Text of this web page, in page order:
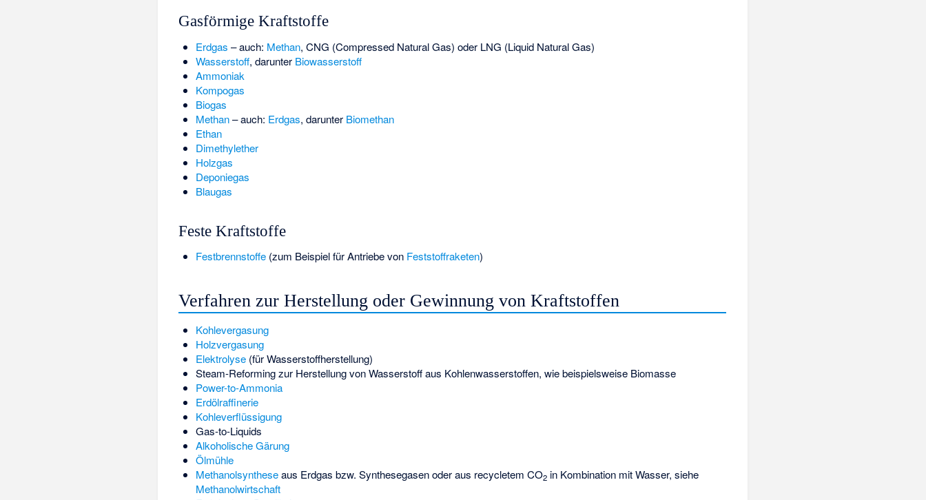
Gasförmige Kraftstoffe
Erdgas – auch: Methan, CNG (Compressed Natural Gas) oder LNG (Liquid Natural Gas)
Wasserstoff, darunter Biowasserstoff
Ammoniak
Kompogas
Biogas
Methan– auch: Erdgas, darunter Biomethan
Ethan
Dimethylether
Holzgas
Deponiegas
Blaugas
Feste Kraftstoffe
Festbrennstoffe(zum Beispiel für Antriebe von Feststoffraketen)
Verfahren zur Herstellung oder Gewinnung von Kraftstoffen
Kohlevergasung
Holzvergasung
Elektrolyse(für Wasserstoffherstellung)
Steam-Reformingzur Herstellung von Wasserstoff aus Kohlenwasserstoffen, wie beispielsweise Biomasse
Power-to-Ammonia
Erdölraffinerie
Kohleverflüssigung
Gas-to-Liquids
Alkoholische Gärung
Ölmühle
Methanolsyntheseaus Erdgas bzw. Synthesegasen oder aus recycletem CO2in Kombination mit Wasser, siehe
Methanolwirtschaft